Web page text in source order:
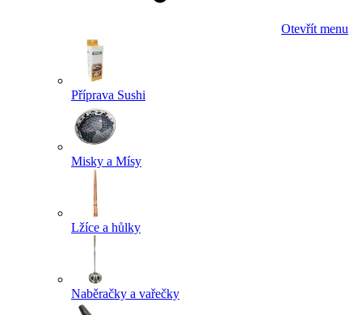
Otevřít menu
Příprava Sushi
Misky a Mísy
Lžíce a hůlky
Naběračky a vařečky